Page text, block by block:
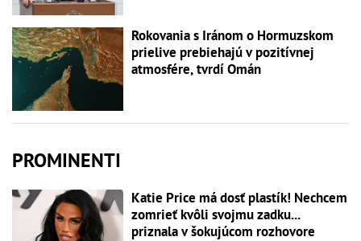
Rokovania s Iránom o Hormuzskom
prielive prebiehajú v pozitívnej
atmosfére, tvrdí Omán
PROMINENTI
Katie Price má dosť plastík! Nechcem
zomrieť kvôli svojmu zadku...
priznala v šokujúcom rozhovore